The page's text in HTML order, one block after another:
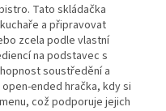
Tato skládačka
a připravovat
zcela podle vlastní
na podstavec s
soustředění a
ended hračka, kdy si
což podporuje jejich